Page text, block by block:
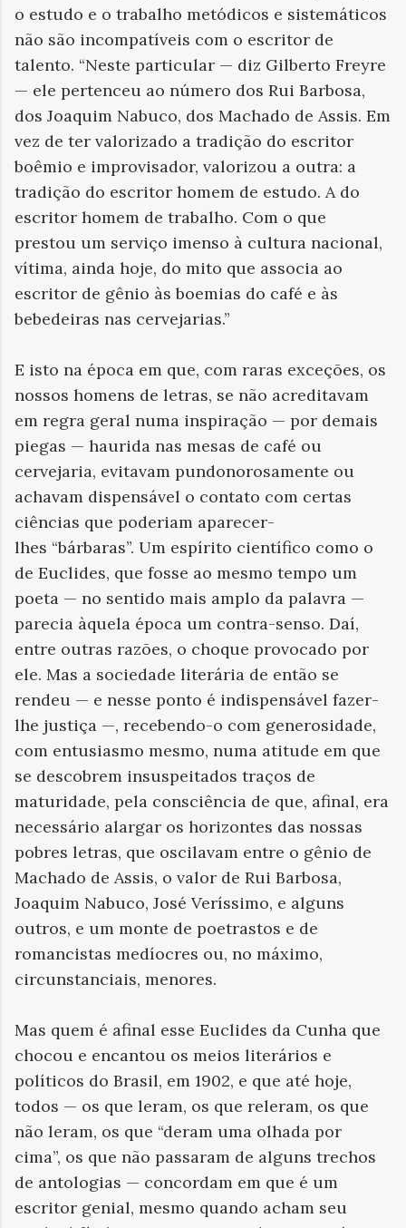
o estudo e o trabalho metódicos e sistemáticos
não são incompatíveis com o escritor de
talento. “Neste particular — diz Gilberto Freyre
— ele pertenceu ao número dos Rui Barbosa,
dos Joaquim Nabuco, dos Machado de Assis. Em
vez de ter valorizado a tradição do escritor
boêmio e improvisador, valorizou a outra: a
tradição do escritor homem de estudo. A do
escritor homem de trabalho. Com o que
prestou um serviço imenso à cultura nacional,
vítima, ainda hoje, do mito que associa ao
escritor de gênio às boemias do café e às
bebedeiras nas cervejarias.”
E isto na época em que, com raras exceções, os
nossos homens de letras, se não acreditavam
em regra geral numa inspiração — por demais
piegas — haurida nas mesas de café ou
cervejaria, evitavam pundonorosamente ou
achavam dispensável o contato com certas
ciências que poderiam aparecer-
lhes “bárbaras”. Um espírito científico como o
de Euclides, que fosse ao mesmo tempo um
poeta — no sentido mais amplo da palavra —
parecia àquela época um contra-senso. Daí,
entre outras razões, o choque provocado por
ele. Mas a sociedade literária de então se
rendeu — e nesse ponto é indispensável fazer-
lhe justiça —, recebendo-o com generosidade,
com entusiasmo mesmo, numa atitude em que
se descobrem insuspeitados traços de
maturidade, pela consciência de que, afinal, era
necessário alargar os horizontes das nossas
pobres letras, que oscilavam entre o gênio de
Machado de Assis, o valor de Rui Barbosa,
Joaquim Nabuco, José Veríssimo, e alguns
outros, e um monte de poetrastos e de
romancistas medíocres ou, no máximo,
circunstanciais, menores.
Mas quem é afinal esse Euclides da Cunha que
chocou e encantou os meios literários e
políticos do Brasil, em 1902, e que até hoje,
todos — os que leram, os que releram, os que
não leram, os que “deram uma olhada por
cima”, os que não passaram de alguns trechos
de antologias — concordam em que é um
escritor genial, mesmo quando acham seu